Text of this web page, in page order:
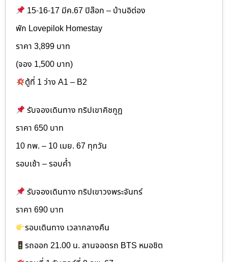
15-16-17 มีค.67 ปิล๊อก – บ้านอิต่อง
พัก Lovepilok Homestay
ราคา 3,899 บาท
(จอง 1,500 บาท)
ตู้ที่ 1 ว่าง A1 – B2
รับจองเดินทาง ทริปเขาคิชกูฏ
ราคา 650 บาท
10 กพ. – 10 เมย. 67 ทุกวัน
รอบเช้า – รอบค่ำ
รับจองเดินทาง ทริปเขาวงพระจันทร์
ราคา 690 บาท
รอบเดินทาง เวลากลางคืน
รถออก 21.00 น. ลานจอดรถ BTS หมอชิต